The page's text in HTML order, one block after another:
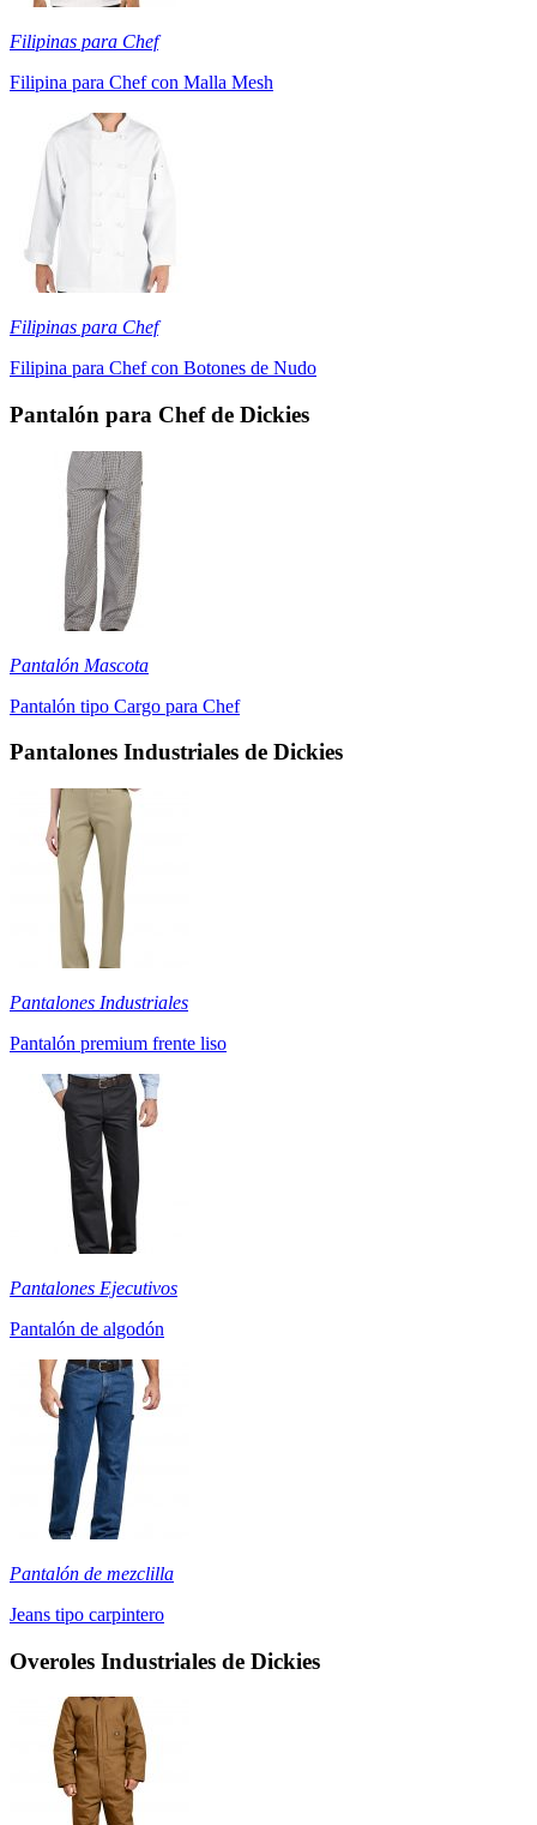
Filipinas para Chef
Filipina para Chef con Malla Mesh
Filipinas para Chef
Filipina para Chef con Botones de Nudo
Pantalón para Chef de Dickies
Pantalón Mascota
Pantalón tipo Cargo para Chef
Pantalones Industriales de Dickies
Pantalones Industriales
Pantalón premium frente liso
Pantalones Ejecutivos
Pantalón de algodón
Pantalón de mezclilla
Jeans tipo carpintero
Overoles Industriales de Dickies